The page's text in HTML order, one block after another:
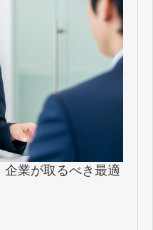
質問
ド一覧
業が取るべき最適